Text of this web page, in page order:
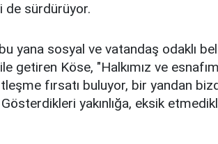
de sürdürüyor.
yana sosyal ve vatandaş odaklı
getiren Köse, "Halkımız ve
fırsatı buluyor, bir yandan
yakınlığa, eksik